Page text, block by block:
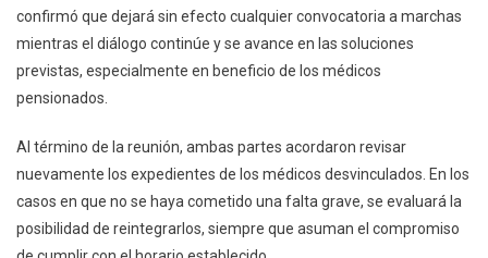
confirmó que dejará sin efecto cualquier convocatoria a marchas
mientras el diálogo continúe y se avance en las soluciones
previstas, especialmente en beneficio de los médicos
pensionados.
Al término de la reunión, ambas partes acordaron revisar
nuevamente los expedientes de los médicos desvinculados. En los
casos en que no se haya cometido una falta grave, se evaluará la
posibilidad de reintegrarlos, siempre que asuman el compromiso